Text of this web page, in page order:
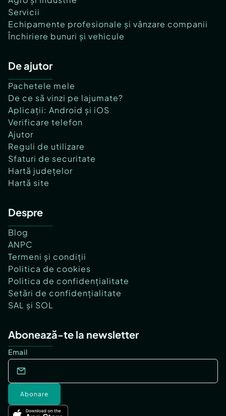
Servicii
Echipamente profesionale și vânzare companii
Închiriere bunuri și vehicule
De ajutor
Pachetele mele
De ce să vinzi pe lajumate?
Aplicații: Android și iOS
Verificare telefon
Ajutor
Reguli de utilizare
Sfaturi de securitate
Hartă județelor
Hartă site
Despre
Blog
ANPC
Termeni și condiții
Politica de cookies
Politica de confidențialitate
Setări de confidențialitate
SAL și SOL
Abonează-te la newsletter
Email
Abonare